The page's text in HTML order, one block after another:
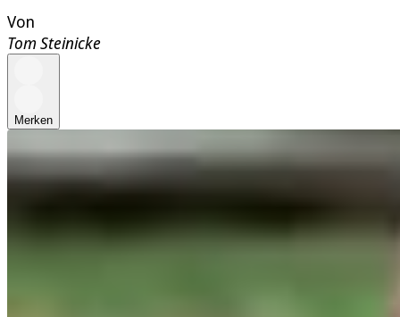
Von
Tom Steinicke
Merken